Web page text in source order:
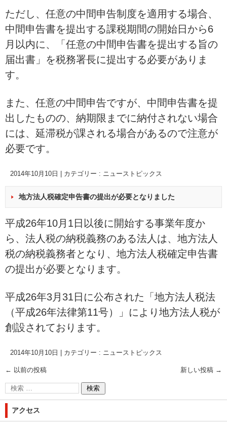
ただし、任意の中間申告制度を適用する場合、
中間申告書を提出する課税期間の開始日から6
月以内に、「任意の中間申告書を提出する旨の
届出書」を税務署長に提出する必要がありま
す。
また、任意の中間申告ですが、中間申告書を提
出したものの、納期限までに納付されない場合
には、延滞税が課される場合があるので注意が
必要です。
2014年10月10日 カテゴリー : ニューストピックス
地方法人税確定申告書の提出が必要となりました
平成26年10月1日以後に開始する事業年度か
ら、法人税の納税義務のある法人は、地方法人
税の納税義務者となり、地方法人税確定申告書
の提出が必要となります。
平成26年3月31日に公布された「地方法人税法
（平成26年法律第11号）」により地方法人税が
創設されております。
2014年10月10日 カテゴリー : ニューストピックス
← 以前の投稿 新しい投稿 →
アクセス